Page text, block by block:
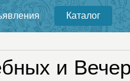
Каталог
и